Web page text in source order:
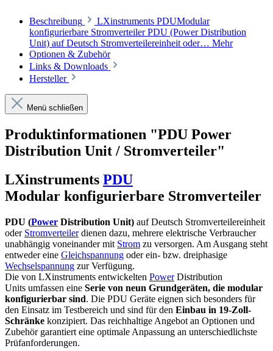
Beschreibung
LXinstruments PDUModular
konfigurierbare Stromverteiler PDU (Power Distribution
Unit) auf Deutsch Stromverteilereinheit oder… Mehr
Optionen & Zubehör
Links & Downloads
Hersteller
Menü schließen
Produktinformationen "PDU Power
Distribution Unit / Stromverteiler"
LXinstruments PDU
Modular konfigurierbare Stromverteiler
PDU (Power Distribution Unit) auf Deutsch Stromverteilereinheit
oder Stromverteilerdienen dazu, mehrere elektrische Verbraucher
unabhängig voneinander mit Strom zu versorgen. Am Ausgang steht
entweder eine Gleichspannung oder ein- bzw. dreiphasige
Wechselspannung zur Verfügung.
Die von LXinstruments entwickelten PowerDistribution
Units umfassen eine Serie von neun Grundgeräten, die modular
konfigurierbar sind. Die PDU Geräte eignen sich besonders für
den Einsatz im Testbereich und sind für den Einbau in 19-Zoll-
Schränke konzipiert. Das reichhaltige Angebot an Optionen und
Zubehör garantiert eine optimale Anpassung an unterschiedlichste
Prüfanforderungen.